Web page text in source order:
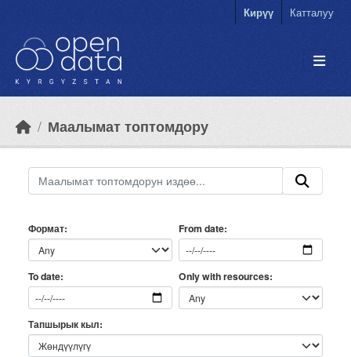
Кирүү Катталуу
Маалымат топтомдору
Формат From date
To date Only with resources
Тапшырык кыл